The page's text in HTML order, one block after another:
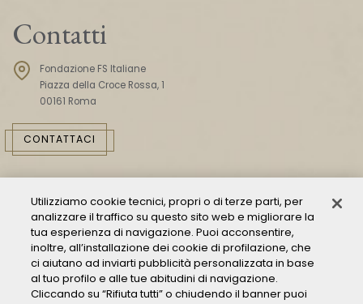
Contatti
Fondazione FS Italiane
Piazza della Croce Rossa, 1
00161 Roma
CONTATTACI
Consulta il Modello 231
Gestione delle segnalazioni - Whistleblowing
Utilizziamo cookie tecnici, propri o di terze parti, per
analizzare il traffico su questo sito web e migliorare la
tua esperienza di navigazione. Puoi acconsentire,
inoltre, all’installazione dei cookie di profilazione, che
ci aiutano ad inviarti pubblicità personalizzata in base
al tuo profilo e alle tue abitudini di navigazione.
Cliccando su “Rifiuta tutti” o chiudendo il banner puoi